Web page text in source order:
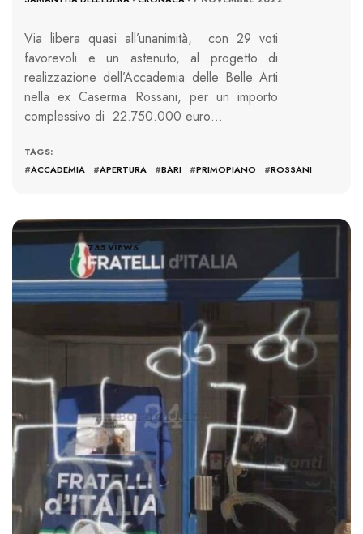
Via libera quasi all’unanimità, con 29 voti
favorevoli e un astenuto, al progetto di
realizzazione dell’Accademia delle Belle Arti
nella ex Caserma Rossani, per un importo
complessivo di 22.750.000 euro…
TAGS:
#ACCADEMIA #APERTURA #BARI #PRIMOPIANO #ROSSANI
735 VIEWS